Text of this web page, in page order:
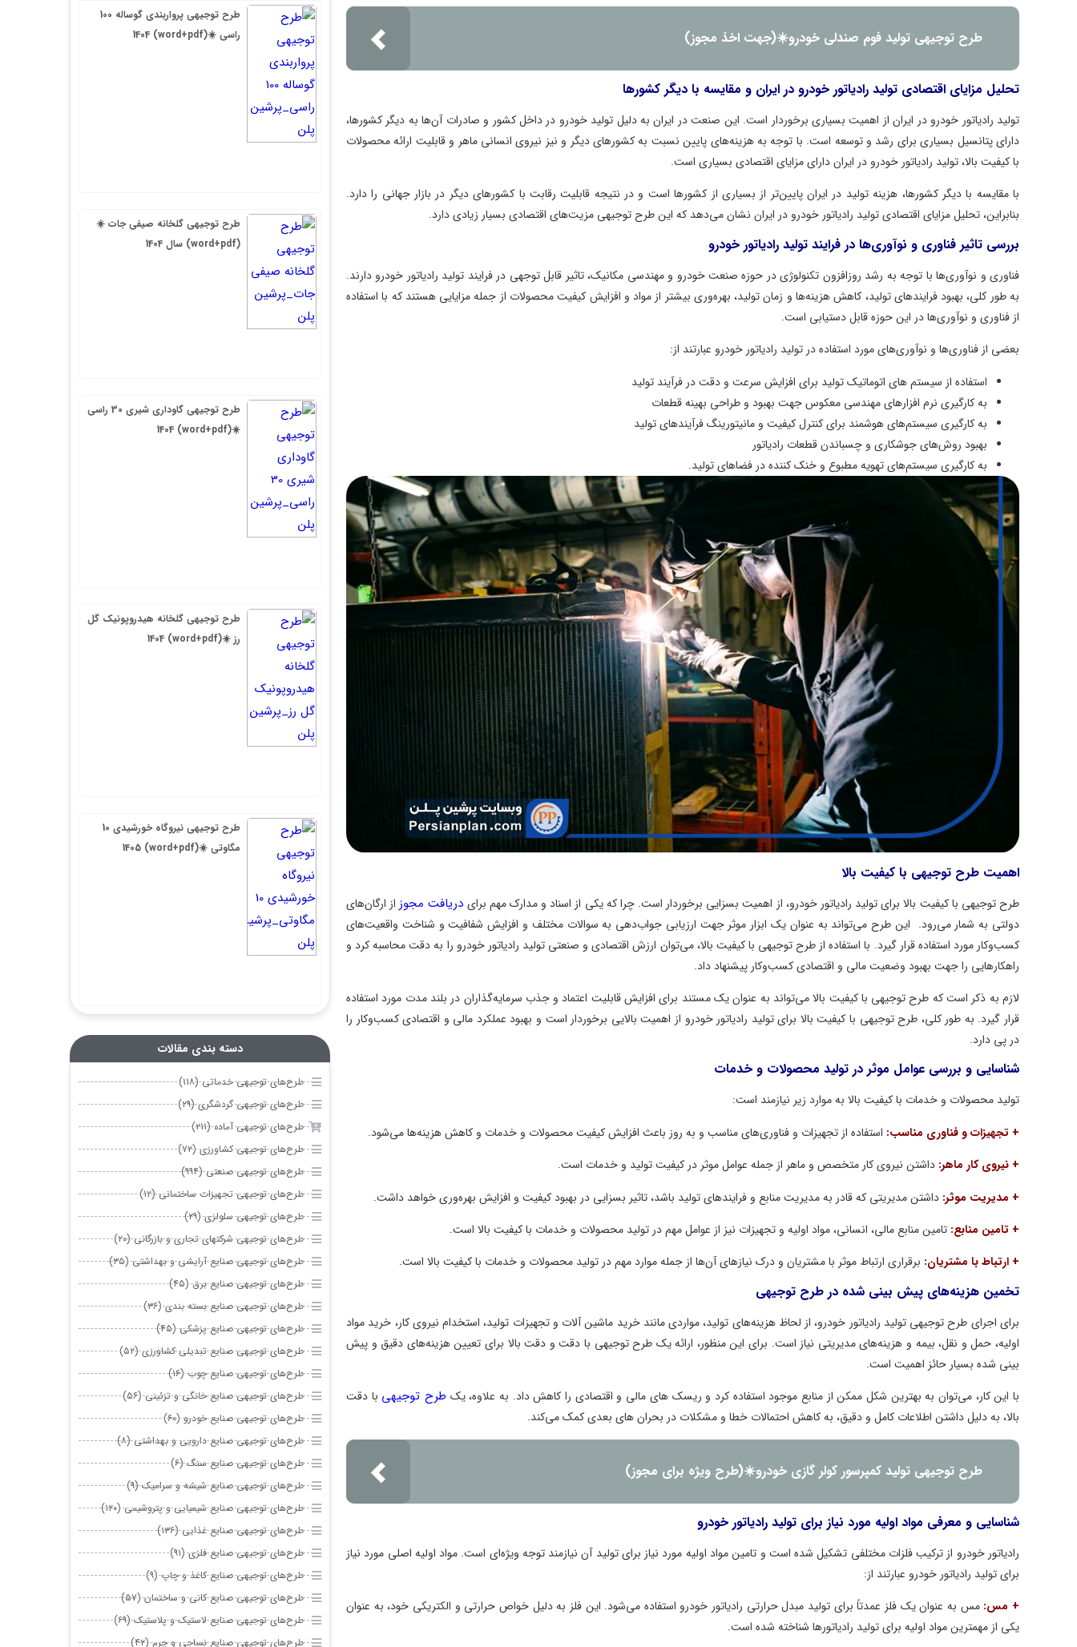
طرح توجیهی تولید فوم صندلی خودرو☀️(جهت اخذ مجوز)
تحلیل مزایای اقتصادی تولید رادیاتور خودرو در ایران و مقایسه با دیگر کشورها
تولید رادیاتور خودرو در ایران از اهمیت بسیاری برخوردار است. این صنعت در ایران به دلیل تولید خودرو در داخل کشور و صادرات آن‌ها به دیگر کشورها،
دارای پتانسیل بسیاری برای رشد و توسعه است. با توجه به هزینه‌های پایین نسبت به کشورهای دیگر و نیز نیروی انسانی ماهر و قابلیت ارائه محصولات
با کیفیت بالا، تولید رادیاتور خودرو در ایران دارای مزایای اقتصادی بسیاری است.
با مقایسه با دیگر کشورها، هزینه تولید در ایران پایین‌تر از بسیاری از کشورها است و در نتیجه قابلیت رقابت با کشورهای دیگر در بازار جهانی را دارد.
بنابراین، تحلیل مزایای اقتصادی تولید رادیاتور خودرو در ایران نشان می‌دهد که این طرح توجیهی مزیت‌های اقتصادی بسیار زیادی دارد.
بررسی تاثیر فناوری و نوآوری‌ها در فرایند تولید رادیاتور خودرو
فناوری و نوآوری‌ها با توجه به رشد روزافزون تکنولوژی در حوزه صنعت خودرو و مهندسی مکانیک، تاثیر قابل توجهی در فرایند تولید رادیاتور خودرو دارند.
به طور کلی، بهبود فرایندهای تولید، کاهش هزینه‌ها و زمان تولید، بهره‌وری بیشتر از مواد و افزایش کیفیت محصولات از جمله مزایایی هستند که با استفاده
از فناوری و نوآوری‌ها در این حوزه قابل دستیابی است.
بعضی از فناوری‌ها و نوآوری‌های مورد استفاده در تولید رادیاتور خودرو عبارتند از:
استفاده از سیستم های اتوماتیک تولید برای افزایش سرعت و دقت در فرآیند تولید
به کارگیری نرم افزارهای مهندسی معکوس جهت بهبود و طراحی بهینه قطعات
به کارگیری سیستم‌های هوشمند برای کنترل کیفیت و مانیتورینگ فرآیندهای تولید
بهبود روش‌های جوشکاری و چسباندن قطعات رادیاتور
به کارگیری سیستم‌های تهویه مطبوع و خنک کننده در فضاهای تولید.
اهمیت طرح توجیهی با کیفیت بالا
طرح توجیهی با کیفیت بالا برای تولید رادیاتور خودرو، از اهمیت بسزایی برخوردار است. چرا که یکی از اسناد و مدارک مهم برای دریافت مجوز از ارگان‌های
دولتی به شمار می‌رود. این طرح می‌تواند به عنوان یک ابزار موثر جهت ارزیابی جواب‌دهی به سوالات مختلف و افزایش شفافیت و شناخت واقعیت‌های
کسب‌وکار مورد استفاده قرار گیرد. با استفاده از طرح توجیهی با کیفیت بالا، می‌توان ارزش اقتصادی و صنعتی تولید رادیاتور خودرو را به دقت محاسبه کرد و
راهکارهایی را جهت بهبود وضعیت مالی و اقتصادی کسب‌وکار پیشنهاد داد.
لازم به ذکر است که طرح توجیهی با کیفیت بالا می‌تواند به عنوان یک مستند برای افزایش قابلیت اعتماد و جذب سرمایه‌گذاران در بلند مدت مورد استفاده
قرار گیرد. به طور کلی، طرح توجیهی با کیفیت بالا برای تولید رادیاتور خودرو از اهمیت بالایی برخوردار است و بهبود عملکرد مالی و اقتصادی کسب‌وکار را
در پی دارد.
شناسایی و بررسی عوامل موثر در تولید محصولات و خدمات
تولید محصولات و خدمات با کیفیت بالا به موارد زیر نیازمند است:
+ تجهیزات و فناوری مناسب: استفاده از تجهیزات و فناوری‌های مناسب و به روز باعث افزایش کیفیت محصولات و خدمات و کاهش هزینه‌ها می‌شود.
+ نیروی کار ماهر: داشتن نیروی کار متخصص و ماهر از جمله عوامل موثر در کیفیت تولید و خدمات است.
+ مدیریت موثر: داشتن مدیریتی که قادر به مدیریت منابع و فرایندهای تولید باشد، تاثیر بسزایی در بهبود کیفیت و افزایش بهره‌وری خواهد داشت.
+ تامین منابع: تامین منابع مالی، انسانی، مواد اولیه و تجهیزات نیز از عوامل مهم در تولید محصولات و خدمات با کیفیت بالا است.
+ ارتباط با مشتریان: برقراری ارتباط موثر با مشتریان و درک نیازهای آن‌ها از جمله موارد مهم در تولید محصولات و خدمات با کیفیت بالا است.
تخمین هزینه‌های پیش بینی شده در طرح توجیهی
برای اجرای طرح توجیهی تولید رادیاتور خودرو، از لحاظ هزینه‌های تولید، مواردی مانند خرید ماشین آلات و تجهیزات تولید، استخدام نیروی کار، خرید مواد
اولیه، حمل و نقل، بیمه و هزینه‌های مدیریتی نیاز است. برای این منظور، ارائه یک طرح توجیهی با دقت و دقت بالا برای تعیین هزینه‌های دقیق و پیش
بینی شده بسیار حائز اهمیت است.
با این کار، می‌توان به بهترین شکل ممکن از منابع موجود استفاده کرد و ریسک های مالی و اقتصادی را کاهش داد. به علاوه، یک طرح توجیهی با دقت
بالا، به دلیل داشتن اطلاعات کامل و دقیق، به کاهش احتمالات خطا و مشکلات در بحران های بعدی کمک می‌کند.
طرح توجیهی تولید کمپرسور کولر گازی خودرو☀️(طرح ویژه برای مجوز)
شناسایی و معرفی مواد اولیه مورد نیاز برای تولید رادیاتور خودرو
رادیاتور خودرو از ترکیب فلزات مختلفی تشکیل شده است و تامین مواد اولیه مورد نیاز برای تولید آن نیازمند توجه ویژه‌ای است. مواد اولیه اصلی مورد نیاز
برای تولید رادیاتور خودرو عبارتند از:
+ مس: مس به عنوان یک فلز عمدتاً برای تولید مبدل حرارتی رادیاتور خودرو استفاده می‌شود. این فلز به دلیل خواص حرارتی و الکتریکی خود، به عنوان
یکی از مهمترین مواد اولیه برای تولید رادیاتورها شناخته شده است.
طرح توجیهی پرواربندی گوساله 100
راسی ☀️(word+pdf) 1404
طرح توجیهی گلخانه صیفی جات ☀️
(word+pdf) سال 1404
طرح توجیهی گاوداری شیری 30 راسی
☀️(word+pdf) 1404
طرح توجیهی گلخانه هیدروپونیک گل
رز ☀️(word+pdf) 1404
طرح توجیهی نیروگاه خورشیدی 10
مگاوتی ☀️(word+pdf) 1405
دسته بندی مقالات
طرح‌های توجیهی خدماتی (۱۱۸)
طرح‌های توجیهی گردشگری (۲۹)
طرح‌های توجیهی آماده (۲۱۱)
طرح‌های توجیهی کشاورزی (۷۲)
طرح‌های توجیهی صنعتی (۹۹۴)
طرح‌های توجیهی تجهیزات ساختمانی (۱۲)
طرح‌های توجیهی سلولزی (۲۹)
طرح‌های توجیهی شرکتهای تجاری و بازرگانی (۲۰)
طرح‌های توجیهی صنایع آرایشی و بهداشتی (۳۵)
طرح‌های توجیهی صنایع برق (۴۵)
طرح‌های توجیهی صنایع بسته بندی (۳۶)
طرح‌های توجیهی صنایع پزشکی (۴۵)
طرح‌های توجیهی صنایع تبدیلی کشاورزی (۵۲)
طرح‌های توجیهی صنایع چوب (۱۶)
طرح‌های توجیهی صنایع خانگی و تزئینی (۵۶)
طرح‌های توجیهی صنایع خودرو (۶۰)
طرح‌های توجیهی صنایع دارویی و بهداشتی (۸)
طرح‌های توجیهی صنایع سنگ (۶)
طرح‌های توجیهی صنایع شیشه و سرامیک (۹)
طرح‌های توجیهی صنایع شیمیایی و پتروشیمی (۱۲۰)
طرح‌های توجیهی صنایع غذایی (۱۳۶)
طرح‌های توجیهی صنایع فلزی (۹۱)
طرح‌های توجیهی صنایع کاغذ و چاپ (۹)
طرح‌های توجیهی صنایع کانی و ساختمان (۵۷)
طرح‌های توجیهی صنایع لاستیک و پلاستیک (۶۹)
طرح‌های توجیهی صنایع نساجی و چرم (۴۲)